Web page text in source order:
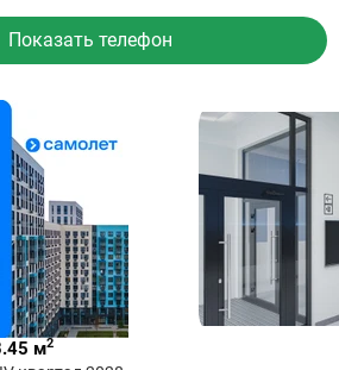
Домодедовская. Общая площадь
10 из 17. ID квартиры на СтройкиРУ
будете звонить.
Показать телефон
м2